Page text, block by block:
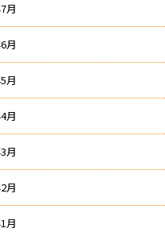
月
月
月
月
月
月
月